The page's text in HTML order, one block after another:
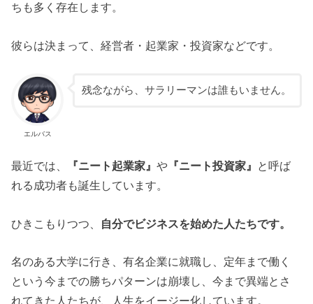
ちも多く存在します。
彼らは決まって、経営者・起業家・投資家などです。
エルバス
残念ながら、サラリーマンは誰もいません。
最近では、 『ニート起業家』や 『ニート投資家』 と呼ば
れる成功者も誕生しています。
ひきこもりつつ、 自分でビジネスを始めた人たちです。
名のある大学に行き、有名企業に就職し、定年まで働く
という今までの勝ちパターンは崩壊し、今まで異端とさ
れてきた人たちが、人生をイージー化しています。